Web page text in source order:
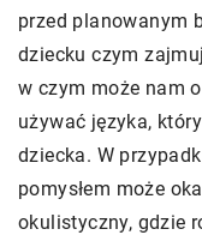
przed planowanym
dziecku czym
w czym może nam
używać języka,
dziecka. W
pomysłem może
okulistyczny, gdzie